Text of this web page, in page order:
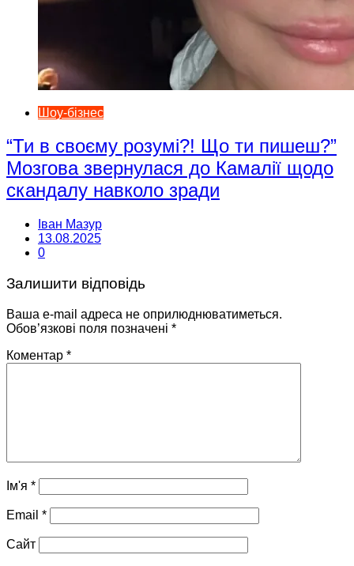
Шоу-бізнес
“Ти в своєму розумі?! Що ти пишеш?”
Мозгова звернулася до Камалії щодо
скандалу навколо зради
Іван Мазур
13.08.2025
0
Залишити відповідь
Ваша e-mail адреса не оприлюднюватиметься.
Обов’язкові поля позначені *
Коментар *
Ім'я *
Email *
Сайт